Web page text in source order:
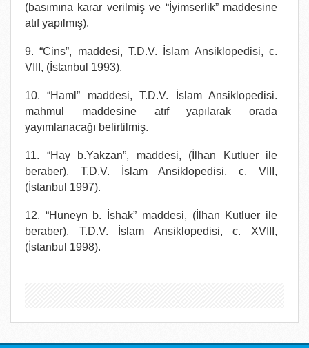
(basımına karar verilmiş ve “İyimserlik” maddesine
atıf yapılmış).
9. “Cins”, maddesi, T.D.V. İslam Ansiklopedisi, c.
VIII, (İstanbul 1993).
10. “Haml” maddesi, T.D.V. İslam Ansiklopedisi.
mahmul maddesine atıf yapılarak orada
yayımlanacağı belirtilmiş.
11. “Hay b.Yakzan”, maddesi, (İlhan Kutluer ile
beraber), T.D.V. İslam Ansiklopedisi, c. VIII,
(İstanbul 1997).
12. “Huneyn b. İshak” maddesi, (İlhan Kutluer ile
beraber), T.D.V. İslam Ansiklopedisi, c. XVIII,
(İstanbul 1998).